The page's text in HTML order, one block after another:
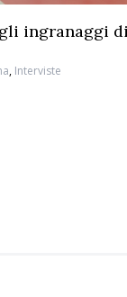
ingranaggi
, Interviste